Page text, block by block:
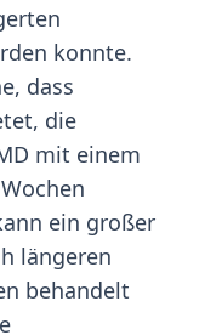
konnte.
dass
die
mit einem
ein großer
längeren
behandelt